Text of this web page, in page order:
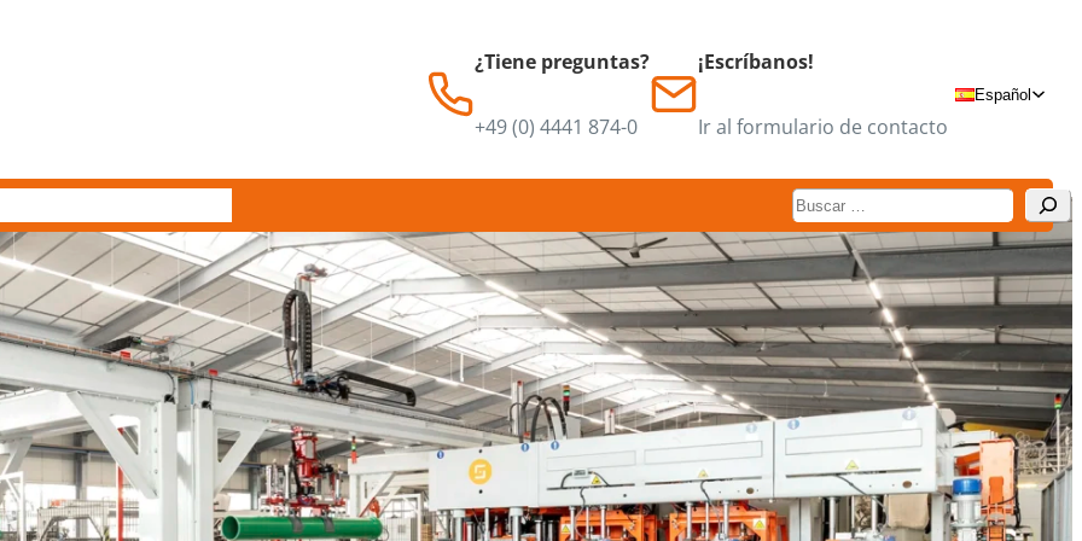
¿Tiene preguntas?
+49 (0) 4441 874-0
¡Escríbanos!
Ir al formulario de contacto
Español
Suchen